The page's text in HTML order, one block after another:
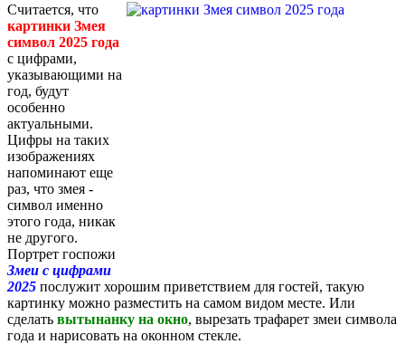
Считается, что
картинки Змея
символ 2025 года
с цифрами,
указывающими на
год, будут
особенно
актуальными.
Цифры на таких
изображениях
напоминают еще
раз, что змея -
символ именно
этого года, никак
не другого.
Портрет госпожи
Змеи с цифрами
2025 послужит хорошим приветствием для гостей, такую
картинку можно разместить на самом видом месте. Или
сделать вытынанку на окно, вырезать трафарет змеи символа
года и нарисовать на оконном стекле.